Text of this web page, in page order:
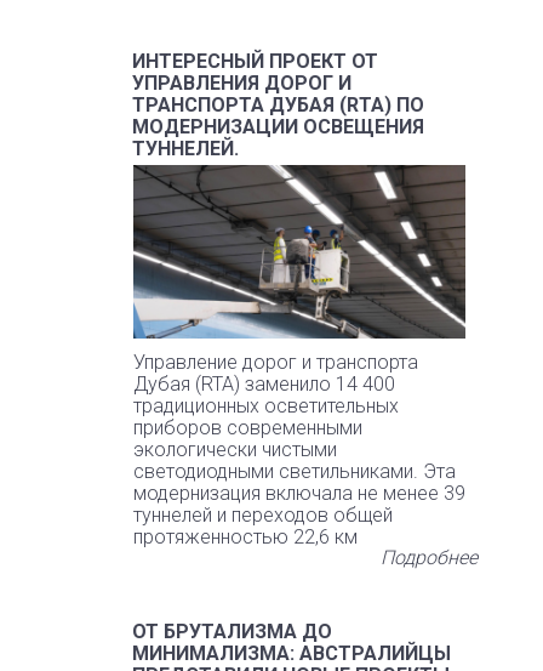
ИНТЕРЕСНЫЙ ПРОЕКТ ОТ
УПРАВЛЕНИЯ ДОРОГ И
ТРАНСПОРТА ДУБАЯ (RTA) ПО
МОДЕРНИЗАЦИИ ОСВЕЩЕНИЯ
ТУННЕЛЕЙ.
Управление дорог и транспорта
Дубая (RTA) заменило 14 400
традиционных осветительных
приборов современными
экологически чистыми
светодиодными светильниками. Эта
модернизация включала не менее 39
туннелей и переходов общей
протяженностью 22,6 км
Подробнее
ОТ БРУТАЛИЗМА ДО
МИНИМАЛИЗМА: АВСТРАЛИЙЦЫ